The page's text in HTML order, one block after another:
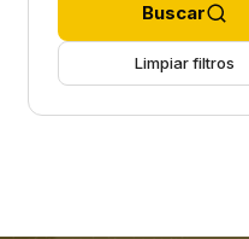
Buscar
Limpiar filtros